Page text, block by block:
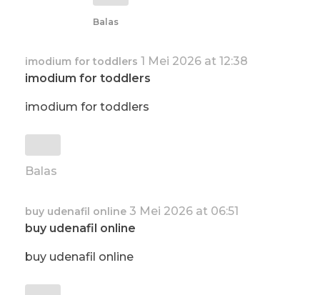
Balas
imodium for toddlers 1 Mei 2026 at 12:38
imodium for toddlers
imodium for toddlers
Balas
buy udenafil online 3 Mei 2026 at 06:51
buy udenafil online
buy udenafil online